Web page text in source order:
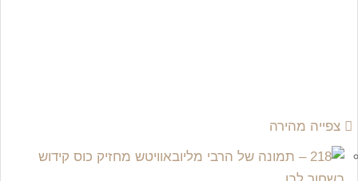
צפייה מהירה